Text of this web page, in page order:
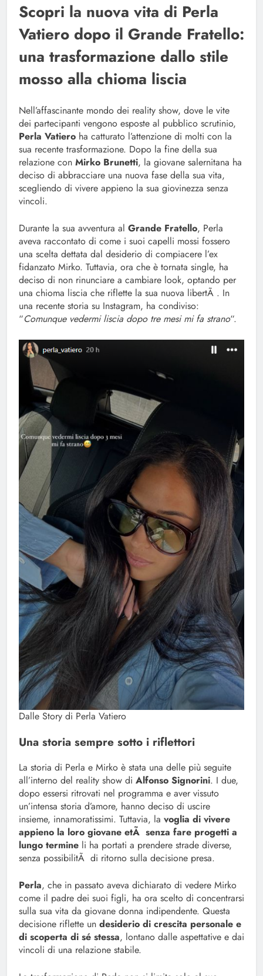
Scopri la nuova vita di Perla
Vatiero dopo il Grande Fratello:
una trasformazione dallo stile
mosso alla chioma liscia
Nell’affascinante mondo dei reality show, dove le vite
dei partecipanti vengono esposte al pubblico scrutinio,
Perla Vatiero ha catturato l’attenzione di molti con la
sua recente trasformazione. Dopo la fine della sua
relazione con Mirko Brunetti, la giovane salernitana ha
deciso di abbracciare una nuova fase della sua vita,
scegliendo di vivere appieno la sua giovinezza senza
vincoli.
Durante la sua avventura al Grande Fratello, Perla
aveva raccontato di come i suoi capelli mossi fossero
una scelta dettata dal desiderio di compiacere l’ex
fidanzato Mirko. Tuttavia, ora che è tornata single, ha
deciso di non rinunciare a cambiare look, optando per
una chioma liscia che riflette la sua nuova libertÃ . In
una recente storia su Instagram, ha condiviso:
“Comunque vedermi liscia dopo tre mesi mi fa strano“.
Dalle Story di Perla Vatiero
Una storia sempre sotto i riflettori
La storia di Perla e Mirko è stata una delle più seguite
all’interno del reality show di Alfonso Signorini. I due,
dopo essersi ritrovati nel programma e aver vissuto
un’intensa storia d’amore, hanno deciso di uscire
insieme, innamoratissimi. Tuttavia, la voglia di vivere
appieno la loro giovane etÃ senza fare progetti a
lungo termine li ha portati a prendere strade diverse,
senza possibilitÃ di ritorno sulla decisione presa.
Perla, che in passato aveva dichiarato di vedere Mirko
come il padre dei suoi figli, ha ora scelto di concentrarsi
sulla sua vita da giovane donna indipendente. Questa
decisione riflette un desiderio di crescita personale e
di scoperta di sé stessa, lontano dalle aspettative e dai
vincoli di una relazione stabile.